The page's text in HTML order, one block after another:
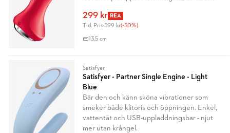
299 kr REA
Tid. Pris:599 kr(-50%)
13,5 cm
Satisfyer
Satisfyer - Partner Single Engine - Light
Blue
Bär den och känn sköna vibrationer som
smeker både klitoris och öppningen. Enkel,
vattentät och USB-uppladdningsbar - njut
mer utan krångel.